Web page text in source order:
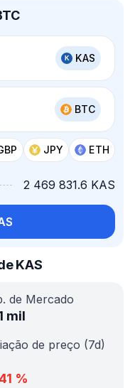
KAS
BTC
JPY ETH
2 469 831.6 KAS
KAS
de Mercado
mil
de preço (7d)
%